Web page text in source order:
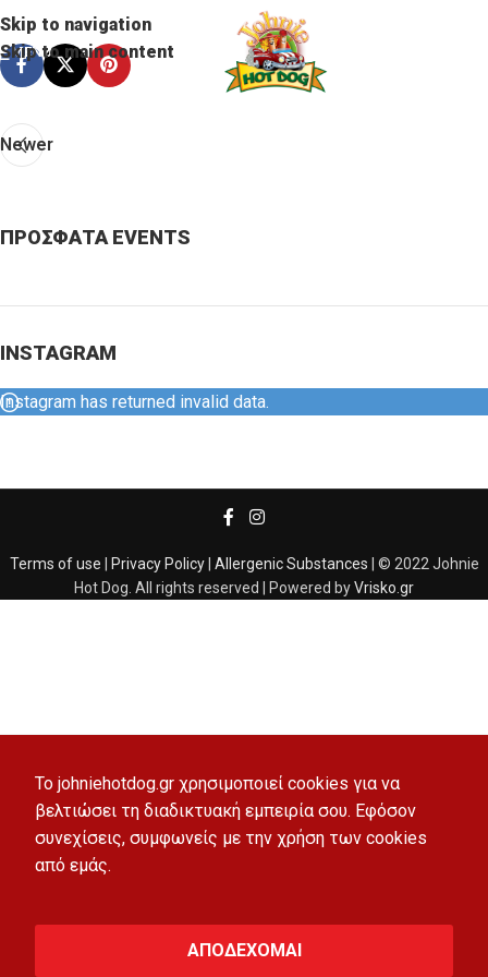
Skip to navigation
Skip to main content
MENU
Newer
ΠΡΟΣΦΑΤΑ EVENTS
INSTAGRAM
Instagram has returned invalid data.
Terms of use | Privacy Policy| Allergenic Substances | © 2022 Johnie
Hot Dog. All rights reserved | Powered byVrisko.gr
To johniehotdog.gr χρησιμοποιεί cookies για να
βελτιώσει τη διαδικτυακή εμπειρία σου. Εφόσον
συνεχίσεις, συμφωνείς με την χρήση των cookies
από εμάς.
ΑΠΟΔΕΧΟΜΑΙ